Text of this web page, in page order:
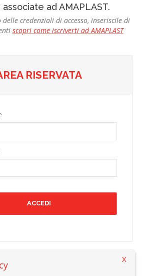
ad AMAPLAST.
delle credenziali di accesso, inseriscile di
scopri come iscriverti ad AMAPLAST
RISERVATA
alla pagina precedente
X